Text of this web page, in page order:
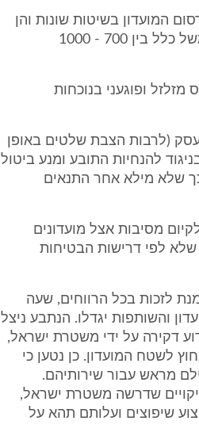
המועדון בשיטות שונות והן
בקביעת התכנים של ערבי המועדון כך שערב שבת למשל כלל בין 700 - 1000
ופוגעני בנוכחות
(לרבות הצבת שלטים באופן
להנחיות התובע ומנע ביטול
שלא מילא אחר התנאים
מסיבות אצל מועדונים
שלא לפי דרישות הבטיחות
לזכות בכל הרווחים, שעה
והשותפות יגדלו. הנתבע ניצל
ביום 24/4/2008, עקב אירוע דקירה על ידי משטרת ישראל,
לשטח המועדון. כן נטען כי
מראש עבור שירותיהם.
שדרשה משטרת ישראל,
לביצוע שיפוצים ועלותם תהא על